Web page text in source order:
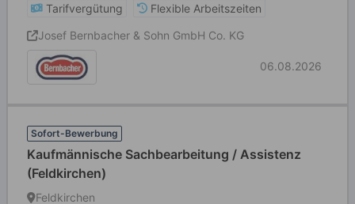
Tarifvergütung
Flexible Arbeitszeiten
Josef Bernbacher & Sohn GmbH Co. KG
06.08.2026
Sofort-Bewerbung
Kaufmännische Sachbearbeitung / Assistenz
(Feldkirchen)
Feldkirchen